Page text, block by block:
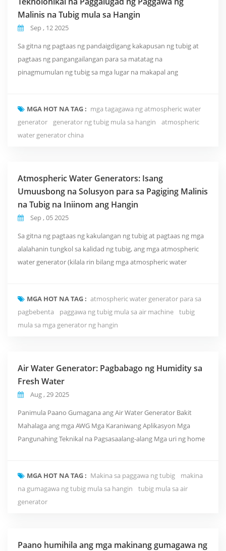
Malinis na Tubig mula sa Hangin
Sep , 12 2025
Sa gitna ng pagtaas ng pandaigdigang kakapusan ng tubig at
pagtaas ng pangangailangan para sa matatag na
pinagmumulan ng tubig sa mga lugar na makapal ang
moisture mula sa hangin at pag-convert nito sa inuming tubig,
ay unti-unting nakakahanap ng mga aplikasyon sa iba't ibang
larangan, ...
MGA HOT NA TAG : mga tagagawa ng atmospheric water
generator
generator ng tubig mula sa hangin
atmospheric
water generator china
Atmospheric Water Generators: Isang
Umuusbong na Solusyon para sa Pagiging Malinis
na Tubig na Iniinom ang Hangin
Sep , 05 2025
Sa gitna ng pagtaas ng kakulangan ng tubig at pagtaas ng mga
alalahanin tungkol sa kalidad ng tubig, ang mga atmospheric
water generator (kilala rin bilang mga atmospheric water
sa mga sambahayan, industriya, at malalayong lugar, salamat
sa kanilang mga natatanging prinsipyo at malawak na ...
MGA HOT NA TAG : atmospheric water generator para sa
pagbebenta
paggawa ng tubig mula sa air machine
tubig
mula sa mga generator ng hangin
Air Water Generator: Pagbabago ng Humidity sa
Fresh Water
Aug , 29 2025
Panimula Paano Gumagana ang Air Water Generator Bakit
Mahalaga ang mga AWG Mga Karaniwang Aplikasyon Mga
Pangunahing Teknikal na Pagsasaalang-alang Mga uri ng home
Kasanayan para sa Deployment Mga Trend sa Market at
Outlook Konklusyon
MGA HOT NA TAG : Makina sa paggawa ng tubig
makina
na gumagawa ng tubig mula sa hangin
tubig mula sa air
generator
Paano humihila ang mga makinang gumagawa ng